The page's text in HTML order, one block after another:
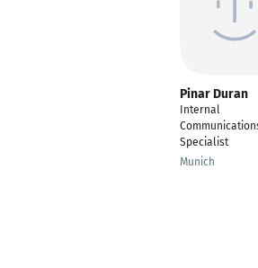
Pinar Duran
Internal
Specialist
Munich